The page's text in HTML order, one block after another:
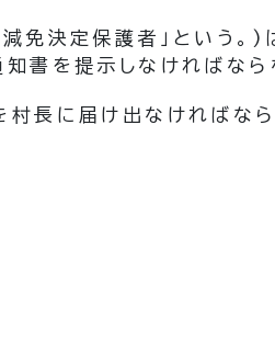
免決定保護者」という。)
書を提示しなければなら
長に届け出なければなら